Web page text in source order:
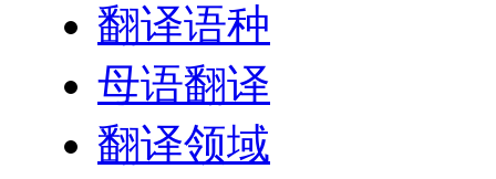
翻译语种
母语翻译
翻译领域